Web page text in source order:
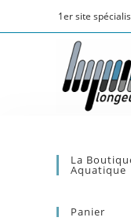
1er site
La
Aquatique
Panier